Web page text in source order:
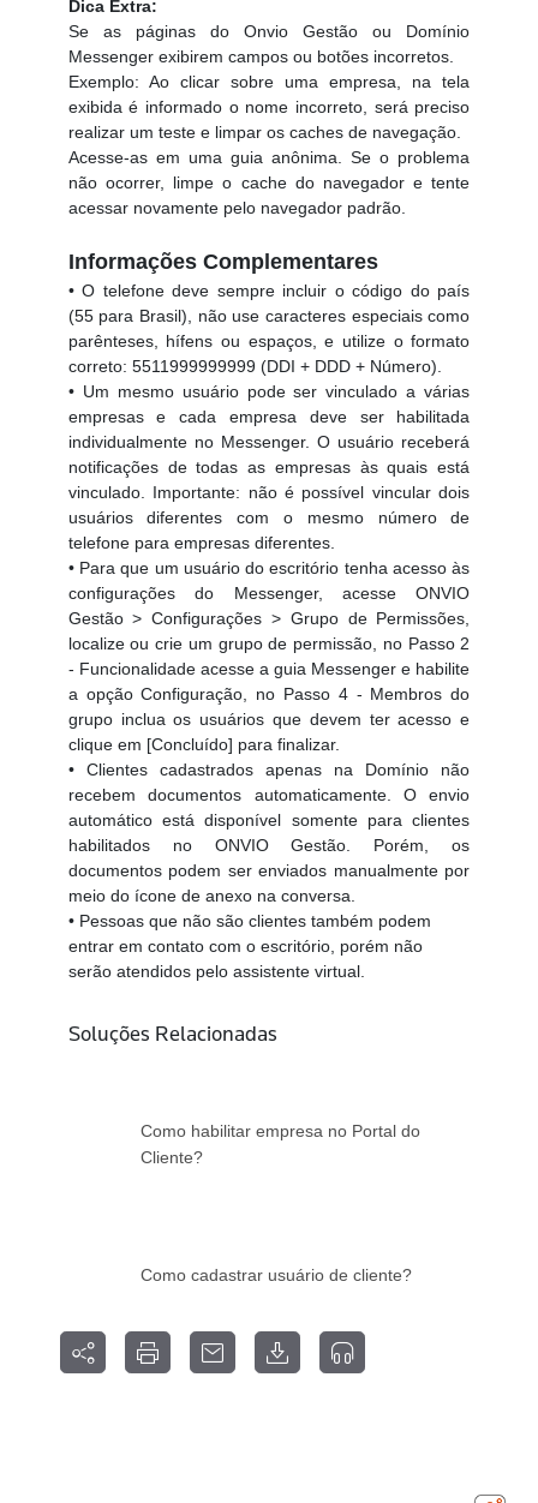
Dica Extra:
Se as páginas do Onvio Gestão ou Domínio
Messenger exibirem campos ou botões incorretos.
Exemplo: Ao clicar sobre uma empresa, na tela
exibida é informado o nome incorreto, será preciso
realizar um teste e limpar os caches de navegação.
Acesse-as em uma guia anônima. Se o problema
não ocorrer, limpe o cache do navegador e tente
acessar novamente pelo navegador padrão.
Informações Complementares
• O telefone deve sempre incluir o código do país
(55 para Brasil), não use caracteres especiais como
parênteses, hífens ou espaços, e utilize o formato
correto: 5511999999999 (DDI + DDD + Número).
• Um mesmo usuário pode ser vinculado a várias
empresas e cada empresa deve ser habilitada
individualmente no Messenger. O usuário receberá
notificações de todas as empresas às quais está
vinculado. Importante: não é possível vincular dois
usuários diferentes com o mesmo número de
telefone para empresas diferentes.
• Para que um usuário do escritório tenha acesso às
configurações do Messenger, acesse ONVIO
Gestão > Configurações > Grupo de Permissões,
localize ou crie um grupo de permissão, no Passo 2
- Funcionalidade acesse a guia Messenger e habilite
a opção Configuração, no Passo 4 - Membros do
grupo inclua os usuários que devem ter acesso e
clique em [Concluído] para finalizar.
• Clientes cadastrados apenas na Domínio não
recebem documentos automaticamente. O envio
automático está disponível somente para clientes
habilitados no ONVIO Gestão. Porém, os
documentos podem ser enviados manualmente por
meio do ícone de anexo na conversa.
• Pessoas que não são clientes também podem
entrar em contato com o escritório, porém não
serão atendidos pelo assistente virtual.
Soluções Relacionadas
Como habilitar empresa no Portal do
Cliente?
Como cadastrar usuário de cliente?